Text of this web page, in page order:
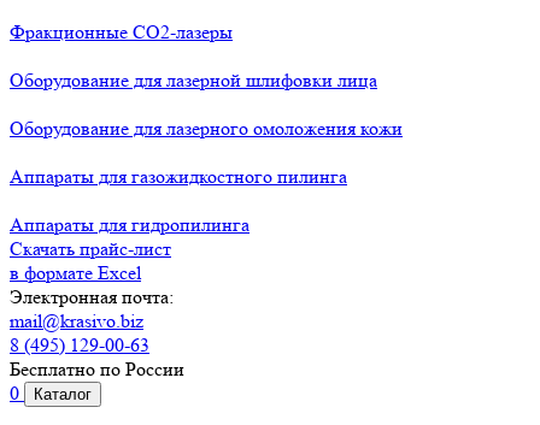
Фракционные СО2-лазеры
Оборудование для лазерной шлифовки лица
Оборудование для лазерного омоложения кожи
Аппараты для газожидкостного пилинга
Аппараты для гидропилинга
Скачать прайс-лист
в формате Excel
Электронная почта:
mail@krasivo.biz
8 (495) 129-00-63
Бесплатно по России
0
Каталог